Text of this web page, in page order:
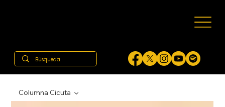
Columna Cicuta